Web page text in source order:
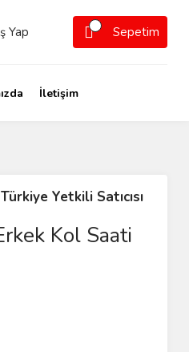
Yap Sepetim
İletişim
Türkiye Yetkili Satıcısı
Kol Saati